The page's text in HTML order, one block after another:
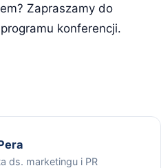
Zapraszamy do
konferencji.
ds. marketingu i PR